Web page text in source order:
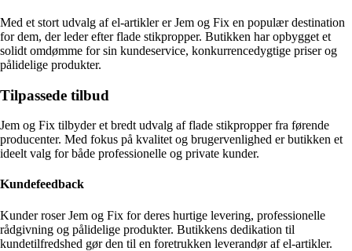
Med et stort udvalg af el-artikler er Jem og Fix en populær destination
for dem, der leder efter flade stikpropper. Butikken har opbygget et
solidt omdømme for sin kundeservice, konkurrencedygtige priser og
pålidelige produkter.
Tilpassede tilbud
Jem og Fix tilbyder et bredt udvalg af flade stikpropper fra førende
producenter. Med fokus på kvalitet og brugervenlighed er butikken et
ideelt valg for både professionelle og private kunder.
Kundefeedback
Kunder roser Jem og Fix for deres hurtige levering, professionelle
rådgivning og pålidelige produkter. Butikkens dedikation til
kundetilfredshed gør den til en foretrukken leverandør af el-artikler.